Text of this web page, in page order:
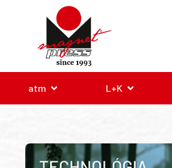
atm L+K